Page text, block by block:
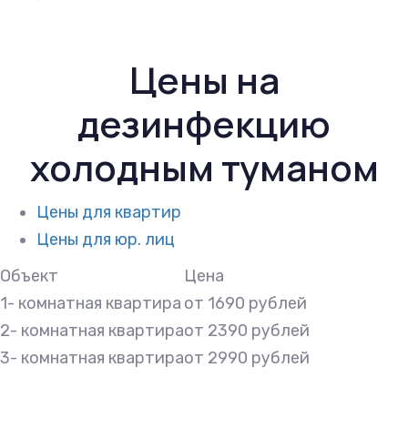
Цены на
дезинфекцию
холодным туманом
Цены для квартир
Цены для юр. лиц
Объект
Цена
1- комнатная квартира от 1690 рублей
2- комнатная квартираот 2390 рублей
3- комнатная квартираот 2990 рублей